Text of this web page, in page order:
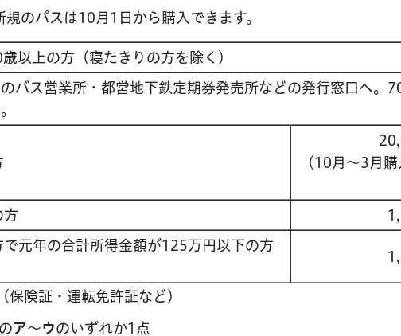
のパスは10月1日から購入できます。
以上の方（寝たきりの方を除く）
バス営業所・都営地下鉄定期券発売所などの発行窓口へ。
（10月～3月
方
元年の合計所得金額が125万円以下の方
保険証・運転免許証など）
ア～ウのいずれか1点